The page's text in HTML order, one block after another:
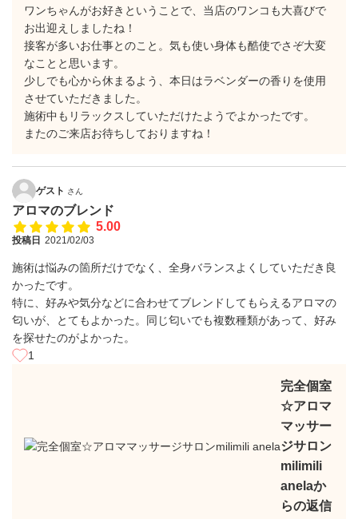
ワンちゃんがお好きということで、当店のワンコも大喜びで
お出迎えしましたね！
接客が多いお仕事とのこと。気も使い身体も酷使でさぞ大変
なことと思います。
少しでも心から休まるよう、本日はラベンダーの香りを使用
させていただきました。
施術中もリラックスしていただけたようでよかったです。
またのご来店お待ちしておりますね！
ゲスト さん
アロマのブレンド
5.00
投稿日 2021/02/03
施術は悩みの箇所だけでなく、全身バランスよくしていただき良
かったです。
特に、好みや気分などに合わせてブレンドしてもらえるアロマの
匂いが、とてもよかった。同じ匂いでも複数種類があって、好み
を探せたのがよかった。
1
完全個室
☆アロマ
マッサー
ジサロン
milimili
anelaか
らの返信